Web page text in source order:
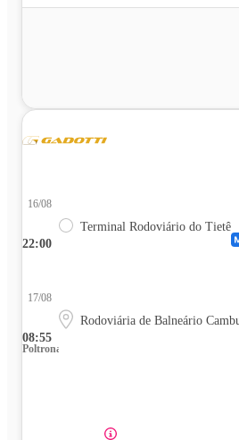
22:00
16/08
Terminal Rodoviário do Tietê
08:55
17/08
Rodoviária de Balneário
Poltrona